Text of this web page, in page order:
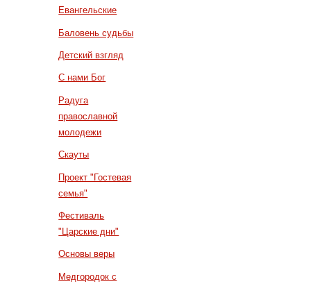
Евангельские
Баловень судьбы
Детский взгляд
С нами Бог
Радуга
православной
молодежи
Скауты
Проект "Гостевая
семья"
Фестиваль
"Царские дни"
Основы веры
Медгородок с